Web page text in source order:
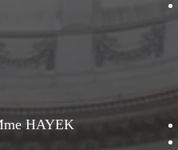
HAYEK